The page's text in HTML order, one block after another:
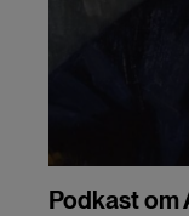
Podkast om